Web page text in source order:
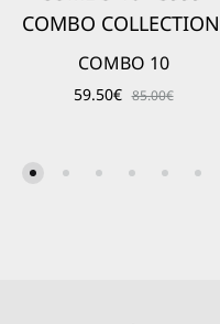
COMBO 10
59.50€ 85.00€